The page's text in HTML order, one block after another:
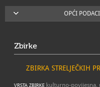
OPĆI PODACI
Zbirke
ZBIRKA STRELJEČKIH
VRSTA ZBIRKE kulturno-povijesna,